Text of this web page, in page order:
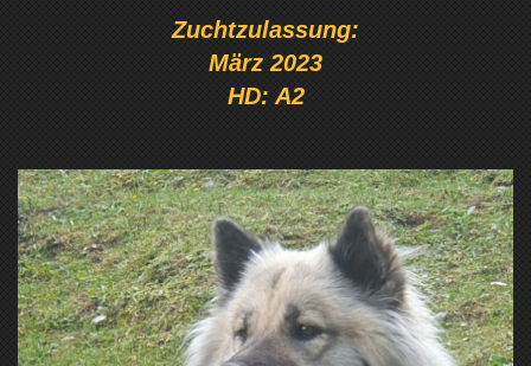
Zuchtzulassung:
März 2023
HD: A2